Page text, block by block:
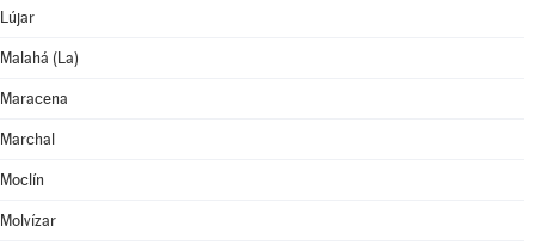
Lújar
Malahá (La)
Maracena
Marchal
Moclín
Molvízar